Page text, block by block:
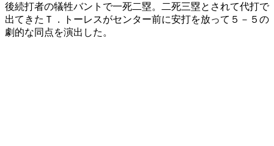
後続打者の犠牲バントで一死二塁。二死三塁とされて代打で
出てきたＴ．トーレスがセンター前に安打を放って５－５の
劇的な同点を演出した。